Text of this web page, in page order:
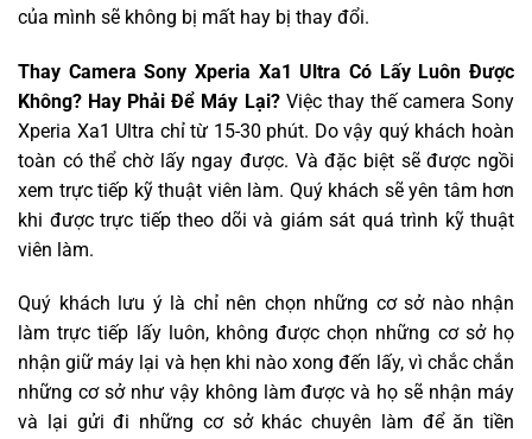
của mình sẽ không bị mất hay bị thay đổi.
Thay Camera Sony Xperia Xa1 Ultra Có Lấy Luôn Được
Không? Hay Phải Để Máy Lại?Việc thay thế camera Sony
Xperia Xa1 Ultra chỉ từ 15-30 phút. Do vậy quý khách hoàn
toàn có thể chờ lấy ngay được. Và đặc biệt sẽ được ngồi
xem trực tiếp kỹ thuật viên làm. Quý khách sẽ yên tâm hơn
khi được trực tiếp theo dõi và giám sát quá trình kỹ thuật
viên làm.
Quý khách lưu ý là chỉ nên chọn những cơ sở nào nhận
làm trực tiếp lấy luôn, không được chọn những cơ sở họ
nhận giữ máy lại và hẹn khi nào xong đến lấy, vì chắc chắn
những cơ sở như vậy không làm được và họ sẽ nhận máy
và lại gửi đi những cơ sở khác chuyên làm để ăn tiền